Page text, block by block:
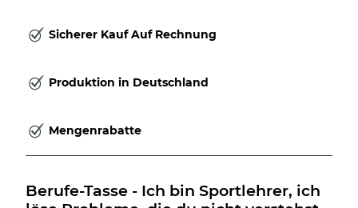
Sicherer Kauf Auf Rechnung
Produktion in Deutschland
Mengenrabatte
Berufe-Tasse - Ich bin Sportlehrer, ich